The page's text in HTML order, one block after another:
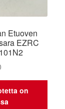
Etuoven
EZRC
on